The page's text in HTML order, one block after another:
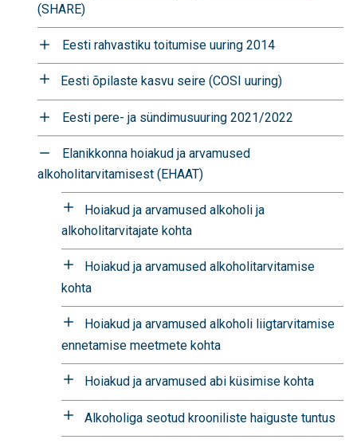
(SHARE)
Eesti rahvastiku toitumise uuring 2014
Eesti õpilaste kasvu seire (COSI uuring)
Eesti pere- ja sündimusuuring 2021/2022
Elanikkonna hoiakud ja arvamused
alkoholitarvitamisest (EHAAT)
Hoiakud ja arvamused alkoholi ja
alkoholitarvitajate kohta
Hoiakud ja arvamused alkoholitarvitamise
kohta
Hoiakud ja arvamused alkoholi liigtarvitamise
ennetamise meetmete kohta
Hoiakud ja arvamused abi küsimise kohta
Alkoholiga seotud krooniliste haiguste tuntus